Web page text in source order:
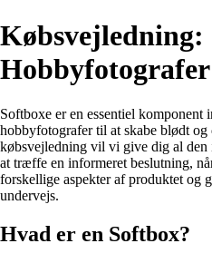
Hobbyfotografer
Softboxe er en essentiel
hobbyfotografer til at skabe blødt
købsvejledning vil vi give dig al
at træffe en informeret beslutning,
forskellige aspekter af produktet og
undervejs.
Hvad er en Softbox?